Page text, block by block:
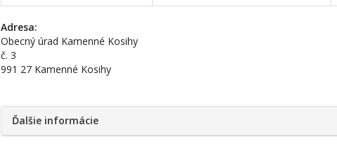
Adresa:
Obecný úrad Kamenné Kosihy
č. 3
991 27 Kamenné Kosihy
Ďalšie informácie